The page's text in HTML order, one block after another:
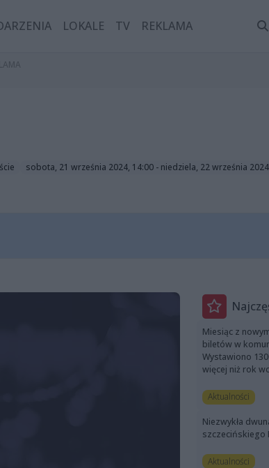
LOKALE TV REKLAMA
sobota, 21 września 2024, 14:00 - niedziela, 22 września
Miesiąc z
biletów w
Wystawiono
więcej niż rok
Aktualności
Niezwykła
szczecińskiego
Aktualności